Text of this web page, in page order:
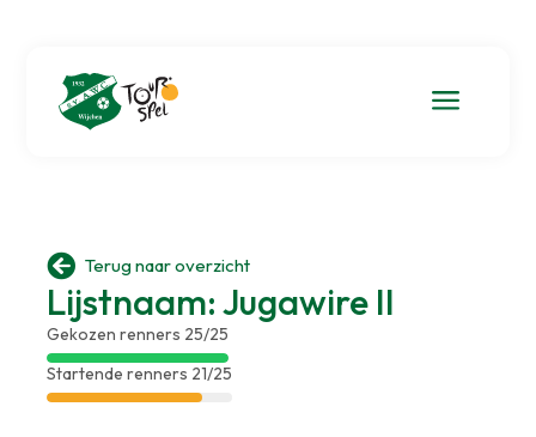
a
 Terug naar overzicht
Lijstnaam: Jugawire II
Gekozen renners 25/25
Startende renners 21/25